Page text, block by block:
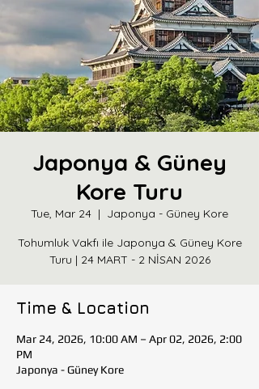
Japonya & Güney
Kore Turu
Tue, Mar 24
  |
Japonya - Güney Kore
Tohumluk Vakfı ile Japonya & Güney Kore
Turu | 24 MART - 2 NİSAN 2026
Time & Location
Mar 24, 2026, 10:00 AM – Apr 02, 2026, 2:00
PM
Japonya - Güney Kore